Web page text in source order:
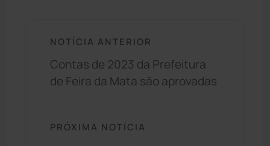
NOTÍCIA ANTERIOR
Contas de 2023 da Prefeitura
de Feira da Mata são aprovadas
PRÓXIMA NOTÍCIA